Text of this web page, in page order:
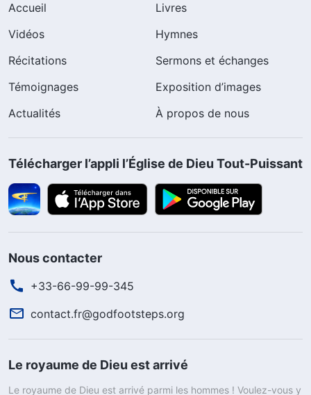
Accueil
Livres
Vidéos
Hymnes
Récitations
Sermons et échanges
Témoignages
Exposition d’images
Actualités
À propos de nous
Télécharger l’appli l’Église de Dieu Tout-Puissant
Nous contacter
+33-66-99-99-345
contact.fr@godfootsteps.org
Le royaume de Dieu est arrivé
Le royaume de Dieu est arrivé parmi les hommes ! Voulez-vous y